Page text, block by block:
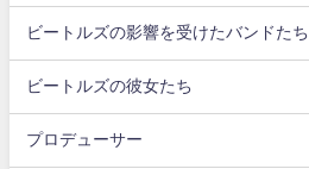
ビートルズの影響を受けたバンドたち
ビートルズの彼女たち
プロデューサー